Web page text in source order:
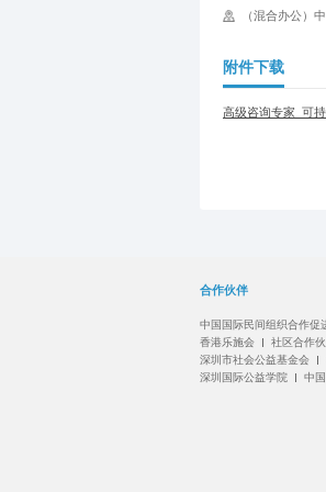
（混合办公）
附件下载
高级咨询专家_可
合作伙伴
中国国际民间组织合作促
香港乐施会
社区合作
深圳市社会公益基金会
深圳国际公益学院
中